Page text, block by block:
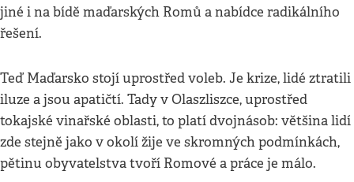
jiné i na bídě maďarských Romů a nabídce radikálního
řešení.
Teď Maďarsko stojí uprostřed voleb. Je krize, lidé ztratili
iluze a jsou apatičtí. Tady v Olaszliszce, uprostřed
tokajské vinařské oblasti, to platí dvojnásob: většina lidí
zde stejně jako v okolí žije ve skromných podmínkách,
pětinu obyvatelstva tvoří Romové a práce je málo.